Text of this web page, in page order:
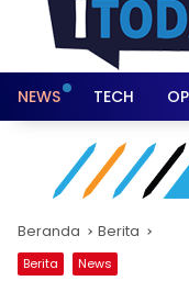
NEWS TECH
Beranda Berita
Berita News